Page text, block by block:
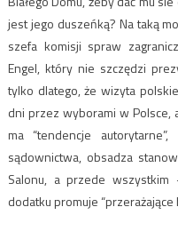
jest jego duszeńką? Na taką
szefa komisji spraw
Engel, który nie szczędzi
tylko dlatego, że wizyta
dni przez wyborami w Polsce,
ma “tendencje
sądownictwa, obsadza
Salonu, a przede wszystkim
dodatku promuje